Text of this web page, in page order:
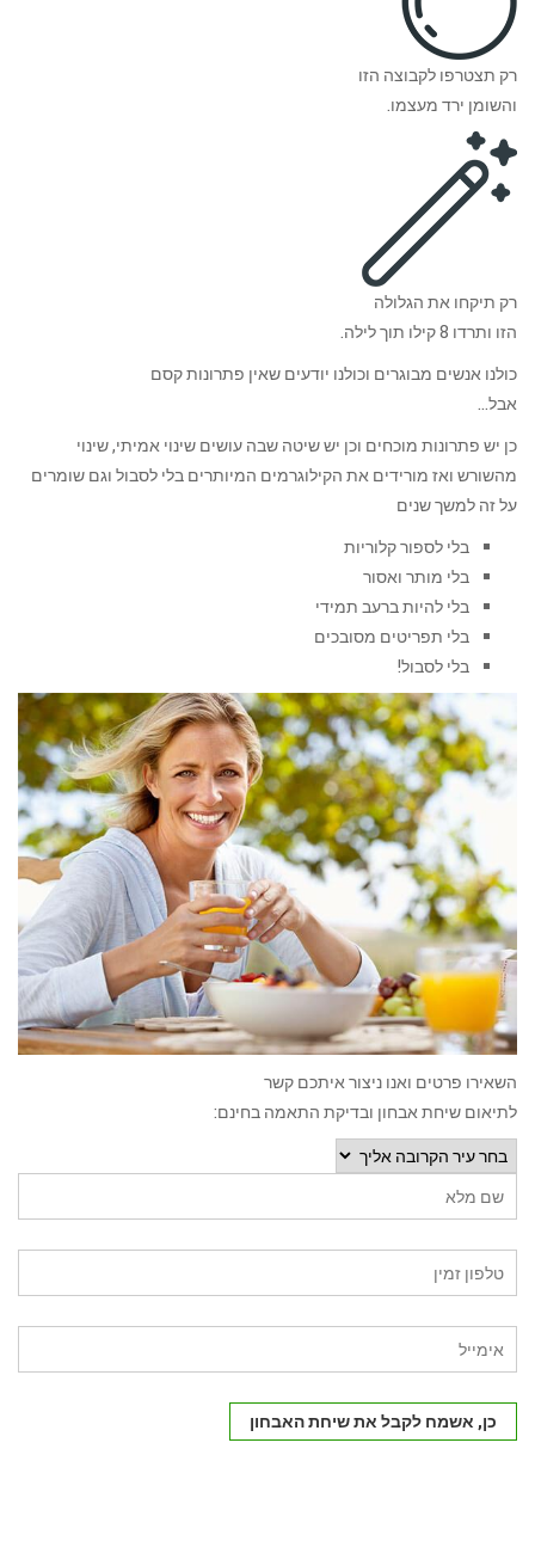
רק תצטרפו לקבוצה הזו
והשומן ירד מעצמו.
רק תיקחו את הגלולה
הזו ותרדו 8 קילו תוך לילה.
כולנו אנשים מבוגרים וכולנו יודעים שאין פתרונות קסם
אבל…
כן יש פתרונות מוכחים וכן יש שיטה שבה עושים שינוי אמיתי, שינוי
מהשורש ואז מורידים את הקילוגרמים המיותרים בלי לסבול וגם שומרים
על זה למשך שנים
בלי לספור קלוריות
בלי מותר ואסור
בלי להיות ברעב תמידי
בלי תפריטים מסובכים
בלי לסבול!
השאירו פרטים ואנו ניצור איתכם קשר
לתיאום שיחת אבחון ובדיקת התאמה בחינם:
כן, אשמח לקבל את שיחת האבחון